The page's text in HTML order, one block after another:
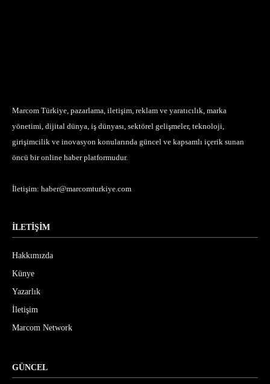
Marcom Türkiye, pazarlama, iletişim, reklam ve yaratıcılık, marka
yönetimi, dijital dünya, iş dünyası, sektörel gelişmeler, teknoloji,
girişimcilik ve inovasyon konularında güncel ve kapsamlı içerik sunan
öncü bir online haber platformudur.
İletişim: haber@marcomturkiye.com
İLETİŞİM
Hakkımızda
Künye
Yazarlık
İletişim
Marcom Network
GÜNCEL